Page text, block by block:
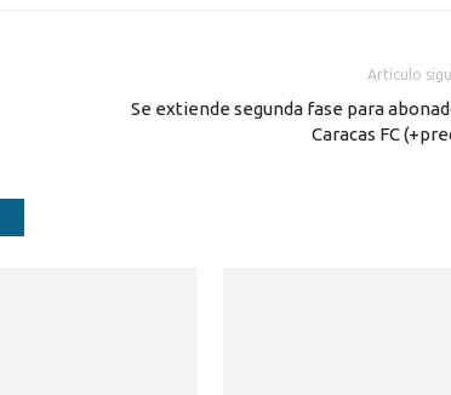
Artículo
Se extiende segunda fase para
Caracas FC